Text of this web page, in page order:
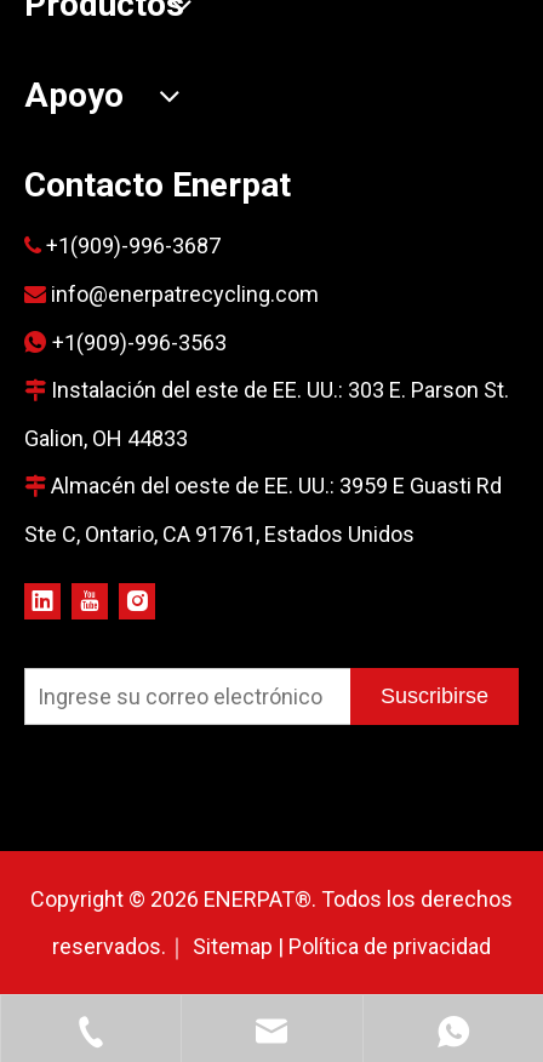
Apoyo
Contacto Enerpat
 +1(909)-996-3687
 info@enerpatrecycling.com
 +1(909)-996-3563
 Instalación del este de EE. UU.: 303 E. Parson St.
Galion, OH 44833
 Almacén del oeste de EE. UU.: 3959 E Guasti Rd
Ste C, Ontario, CA 91761, Estados Unidos
Suscribirse
Copyright © 2026 ENERPAT®. Todos los derechos
reservados.｜ Sitemap | Política de privacidad